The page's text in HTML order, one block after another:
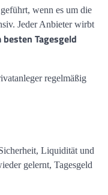
wenn es um die
Jeder Anbieter wirbt
besten Tagesgeld
regelmäßig
Liquidität und
gelernt, Tagesgeld